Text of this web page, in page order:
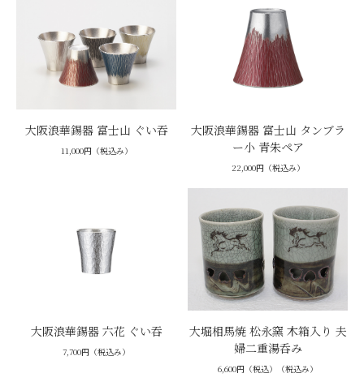
大阪浪華錫器 富士山 ぐい吞
11,000円（税込み）
大阪浪華錫器 富士山 タンブラ
ー小 青朱ペア
22,000円（税込み）
大阪浪華錫器 六花 ぐい吞
7,700円（税込み）
大堀相馬焼 松永窯 木箱入り 夫
婦二重湯呑み
6,600円（税込）（税込み）